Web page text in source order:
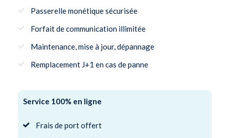
Passerelle monétique sécurisée
Forfait de communication illimitée
Maintenance, mise à jour, dépannage
Remplacement J+1 en cas de panne
Service 100% en ligne
Frais de port offert